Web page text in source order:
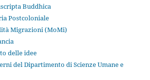
Buddhica
Postcoloniale
Migrazioni (MoMi)
delle idee
del Dipartimento di Scienze Umane e